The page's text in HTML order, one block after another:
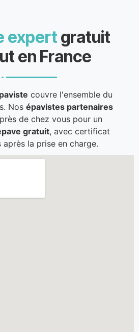
expert gratuit
en France
couvre l'ensemble du
Nos épavistes partenaires
de chez vous pour un
gratuit, avec certificat
la prise en charge.